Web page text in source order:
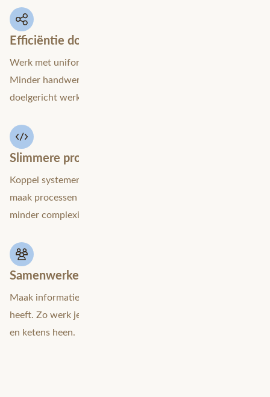
Efficiëntie door één waarheid
Werk met uniforme, betrouwbare data in alle systemen.
Minder handwerk, meer grip en ruimte voor slim en
doelgericht werken.
Slimmere processen, duurzaam ingericht
Koppel systemen, automatiseer terugkerende taken en
maak processen schaalbaar. Voor meer continuïteit en
minder complexiteit.
Samenwerken vanuit gedeeld inzicht
Maak informatie toegankelijk voor iedereen die het nodig
heeft. Zo werk je integraal samen, over teams, afdelingen
en ketens heen.